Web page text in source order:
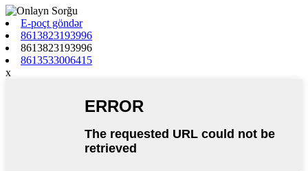
E-poçt göndər
8613823193996
8613823193996
8613533006415
x